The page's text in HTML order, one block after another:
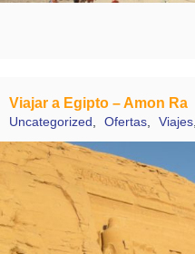
Viajar a Egipto – Amon Ra
Uncategorized Ofertas Viajes